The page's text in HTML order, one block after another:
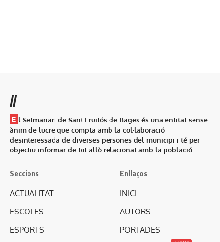
//
E l Setmanari de Sant Fruitós de Bages és una entitat sense
ànim de lucre que compta amb la col·laboració
desinteressada de diverses persones del municipi i té per
objectiu informar de tot allò relacionat amb la població.
Seccions
ACTUALITAT
ESCOLES
ESPORTS
Enllaços
INICI
AUTORS
PORTADES